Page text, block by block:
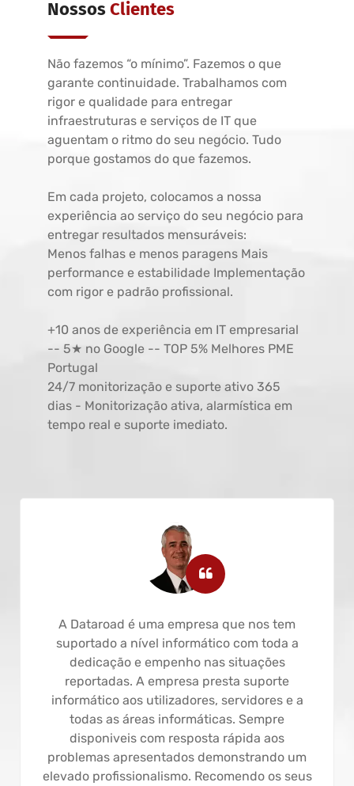
NossosClientes
Não fazemos “o mínimo”. Fazemos o que
garante continuidade. Trabalhamos com
rigor e qualidade para entregar
infraestruturas e serviços de IT que
aguentam o ritmo do seu negócio. Tudo
porque gostamos do que fazemos.
Em cada projeto, colocamos a nossa
experiência ao serviço do seu negócio para
entregar resultados mensuráveis:
Menos falhas e menos paragens Mais
performance e estabilidade Implementação
com rigor e padrão profissional.
+10 anos de experiência em IT empresarial
-- 5★ no Google -- TOP 5% Melhores PME
Portugal
24/7 monitorização e suporte ativo 365
dias - Monitorização ativa, alarmística em
tempo real e suporte imediato.
A Dataroad é uma empresa que nos tem
suportado a nível informático com toda a
dedicação e empenho nas situações
reportadas. A empresa presta suporte
informático aos utilizadores, servidores e a
todas as áreas informáticas. Sempre
disponiveis com resposta rápida aos
problemas apresentados demonstrando um
elevado profissionalismo. Recomendo os seus